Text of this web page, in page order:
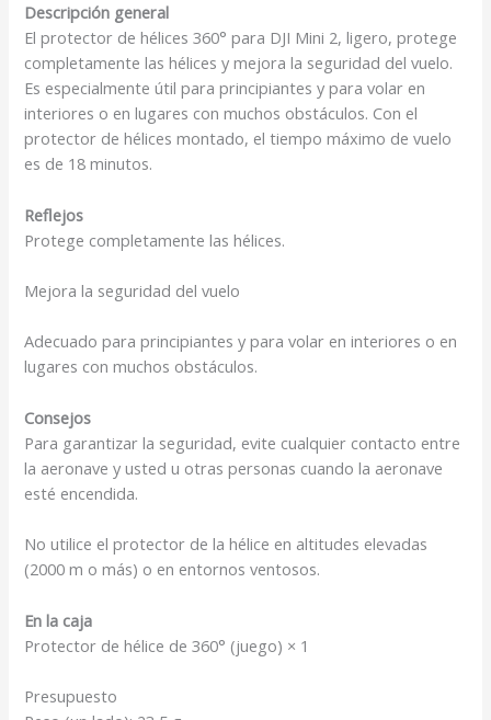
Descripción general
El protector de hélices 360° para DJI Mini 2, ligero, protege
completamente las hélices y mejora la seguridad del vuelo.
Es especialmente útil para principiantes y para volar en
interiores o en lugares con muchos obstáculos. Con el
protector de hélices montado, el tiempo máximo de vuelo
es de 18 minutos.
Reflejos
Protege completamente las hélices.
Mejora la seguridad del vuelo
Adecuado para principiantes y para volar en interiores o en
lugares con muchos obstáculos.
Consejos
Para garantizar la seguridad, evite cualquier contacto entre
la aeronave y usted u otras personas cuando la aeronave
esté encendida.
No utilice el protector de la hélice en altitudes elevadas
(2000 m o más) o en entornos ventosos.
En la caja
Protector de hélice de 360° (juego) × 1
Presupuesto